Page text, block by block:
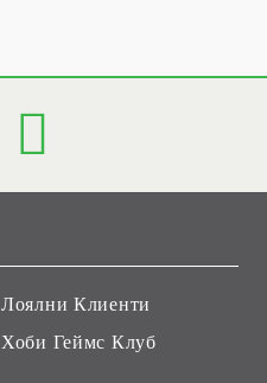
Лоялни Клиенти
Хоби Геймс Клуб